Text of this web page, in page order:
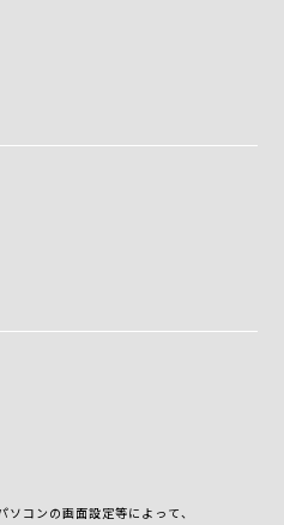
コンの画面設定等によって、